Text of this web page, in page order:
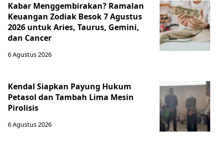
Kabar Menggembirakan? Ramalan
Keuangan Zodiak Besok 7 Agustus
2026 untuk Aries, Taurus, Gemini,
dan Cancer
6 Agustus 2026
Kendal Siapkan Payung Hukum
Petasol dan Tambah Lima Mesin
Pirolisis
6 Agustus 2026